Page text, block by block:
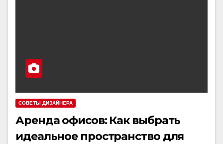
СОВЕТЫ ДИЗАЙНЕРА
Аренда офисов: Как выбрать
идеальное пространство для